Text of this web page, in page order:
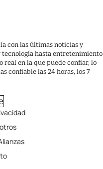
con las últimas noticias y
tecnología hasta entretenimiento
real en la que puede confiar, lo
confiable las 24 horas, los 7